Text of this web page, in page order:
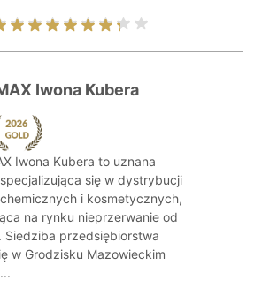
Iwona Kubera
Iwona Kubera to uznana
się w dystrybucji
i kosmetycznych,
na rynku nieprzerwanie od
Siedziba przedsiębiorstwa
w Grodzisku Mazowieckim